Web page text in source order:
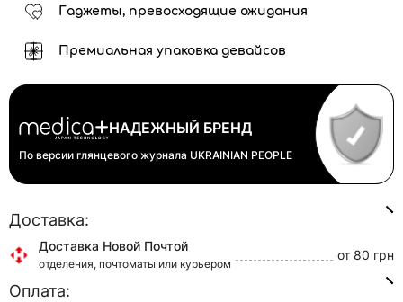
Гаджеты, превосходящие ожидания
Премиальная упаковка девайсов
НАДЕЖНЫЙ БРЕНД
По версии глянцевого журнала UKRAINIAN PEOPLE
Доставка:
Доставка Новой Почтой
отделения, почтоматы или курьером
от 80 грн
Доставка Укр Почтой
Оплата: